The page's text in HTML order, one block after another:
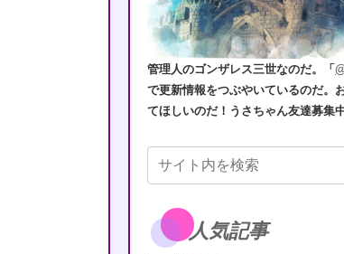
管理人のゴンザレス三世なのだ。「
で更新情報をつぶやいているのだ。
てほしいのだ！うさちゃん友達募集中
人気記事